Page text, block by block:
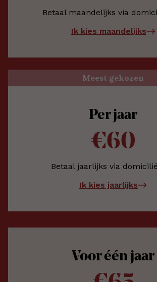
Betaal maandelijks via
Ik kies maandelijks
Meest gekozen
Per jaar
€60
Betaal jaarlijks via
Ik kies jaarlijks
Voor één jaar